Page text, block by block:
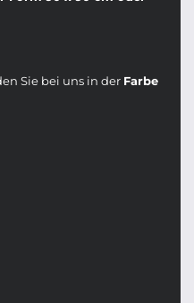
Sie bei uns in der Farbe